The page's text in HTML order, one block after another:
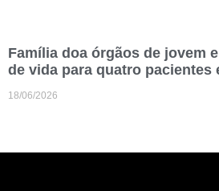
Família doa órgãos de jovem
de vida para quatro pacientes
18/06/2026